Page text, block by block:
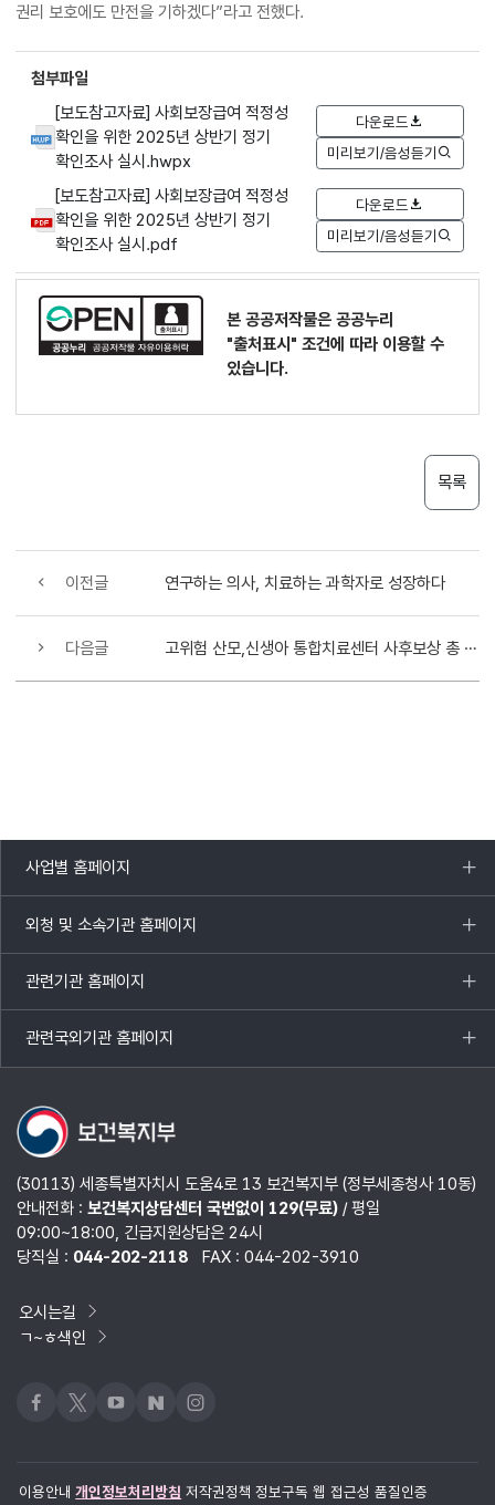
권리 보호에도 만전을 기하겠다”라고 전했다.
첨부파일
[보도참고자료] 사회보장급여 적정성
확인을 위한 2025년 상반기 정기
확인조사 실시.hwpx
다운로드
미리보기/음성듣기
[보도참고자료] 사회보장급여 적정성
확인을 위한 2025년 상반기 정기
확인조사 실시.pdf
다운로드
미리보기/음성듣기
본 공공저작물은 공공누리
"출처표시" 조건에 따라 이용할 수
있습니다.
목록
이전글 연구하는 의사, 치료하는 과학자로 성장하다
다음글 고위험 산모,신생아 통합치료센터 사후보상 총 10개 기관 신청
사업별 홈페이지
목록
열기
외청 및 소속기관 홈페이지
목록
열기
관련기관 홈페이지
목록
열기
관련국외기관 홈페이지
목록
열기
(30113) 세종특별자치시 도움4로 13 보건복지부 (정부세종청사 10동)
안내전화 : 보건복지상담센터 국번없이 129(무료)/ 평일
09:00~18:00, 긴급지원상담은 24시
당직실 : 044-202-2118 FAX : 044-202-3910
오시는길
ㄱ~ㅎ색인
페이스북
x 유튜브네이버블로그
인스타그램
이용안내 개인정보처리방침 저작권정책 정보구독 웹 접근성 품질인증